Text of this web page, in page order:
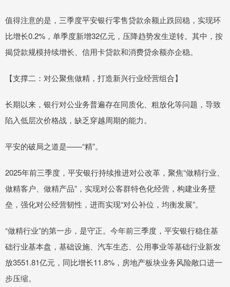
值得注意的是，三季度平安银行零售贷款余额止跌回稳，实现环
比增长0.2%，单季度新增32亿元，压降趋势发生逆转。其中，按
揭贷款规模持续增长、信用卡贷款和消费贷余额亦企稳。
【支撑二：对公聚焦做精，打造新兴行业经营组合】
长期以来，银行对公业务普遍存在同质化、粗放化等问题，导致
陷入低层次价格战，缺乏穿越周期的能力。
平安的破局之道是——“精”。
2025年前三季度，平安银行持续推进对公改革，聚焦“做精行业、
做精客户、做精产品”，实现对公客群特色化经营，构建业务壁
垒，强化对公经营韧性，进而实现“对公补位，均衡发展”。
“做精行业”的第一步，是守正。今年前三季度，平安银行稳住基
础行业基本盘，基础设施、汽车生态、公用事业等基础行业新发
放3551.81亿元，同比增长11.8%，房地产板块业务风险敞口进一
步压缩。